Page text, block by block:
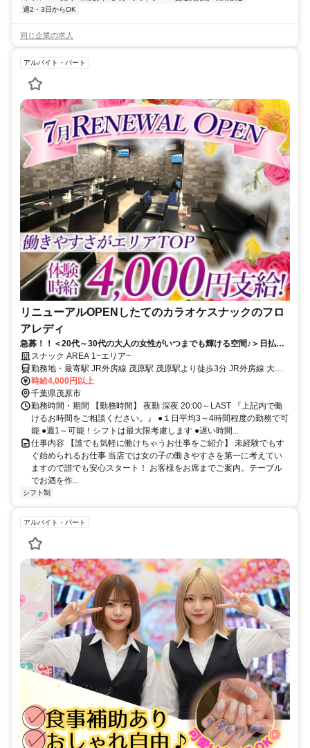
週2・3日からOK
同じ企業の求人
アルバイト・パート
リニューアルOPENしたてのカラオケスナックのフロ
アレディ
急募！！＜20代～30代の大人の女性がいつまでも輝ける空間♪＞日払い
＆短期OK！広範囲の送迎も完備！
スナック AREA 1~エリア~
勤務地・最寄駅 JR外房線 茂原駅 茂原駅より徒歩3分 JR外房線 大網
駅 車で15～20分 JR東金線 東金駅 車で20～30分 現在在籍のキャスト
さん達は幅広く 大原、東浪見、一宮、本納、永田、大網、東金、山
武、白子、長生 成東など様々。 千葉方面からのアクセスが可能！ 広
範囲でのご自宅までの送りもあります
時給4,000円以上
千葉県茂原市
勤務時間・期間 【勤務時間】 夜勤 深夜 20:00～LAST 『上記内で働
けるお時間をご相談ください。』 ●１日平均3～4時間程度の勤務で可
能 ●週1～可能！シフトは最大限考慮します ●遅い時間...
仕事内容 【誰でも気軽に働けちゃうお仕事をご紹介】 未経験でもす
ぐ始められるお仕事 当店では女の子の働きやすさを第一に考えてい
ますので誰でも安心スタート！ お客様をお席までご案内。テーブル
でお酒を作...
シフト制
アルバイト・パート